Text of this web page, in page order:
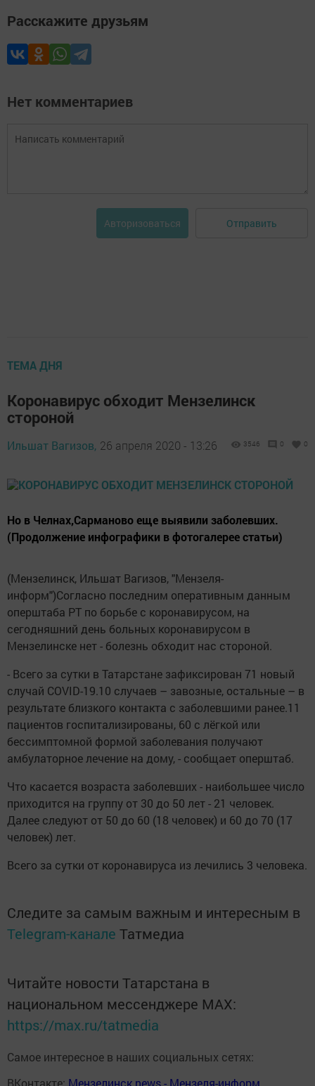
Расскажите друзьям
Нет комментариев
Авторизоваться Отправить
ТЕМА ДНЯ
Коронавирус обходит Мензелинск
стороной
Ильшат Вагизов, 26 апреля 2020 - 13:26 3546 0 0
Но в Челнах,Сарманово еще выявили заболевших.
(Продолжение инфографики в фотогалерее статьи)
(Мензелинск, Ильшат Вагизов, "Мензеля-
информ")Согласно последним оперативным данным
оперштаба РТ по борьбе с коронавирусом, на
сегодняшний день больных коронавирусом в
Мензелинске нет - болезнь обходит нас стороной.
- Всего за сутки в Татарстане зафиксирован 71 новый
случай COVID-19.10 случаев – завозные, остальные – в
результате близкого контакта с заболевшими ранее.11
пациентов госпитализированы, 60 с лёгкой или
бессимптомной формой заболевания получают
амбулаторное лечение на дому, - сообщает оперштаб.
Что касается возраста заболевших - наибольшее число
приходится на группу от 30 до 50 лет - 21 человек.
Далее следуют от 50 до 60 (18 человек) и 60 до 70 (17
человек) лет.
Всего за сутки от коронавируса из лечились 3 человека.
Следите за самым важным и интересным в
Telegram-канале Татмедиа
Читайте новости Татарстана в
национальном мессенджере MАХ:
https://max.ru/tatmedia
Самое интересное в наших социальных сетях: